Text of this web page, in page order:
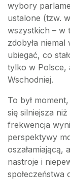
wybory
ustalone (tzw.
wszystkich – w
zdobyła
ubiegać, co
tylko w Polsce,
Wschodniej.
To był
się silniejsza
frekwencja
perspektywy
oszałamiającą,
nastroje i
społeczeństwa